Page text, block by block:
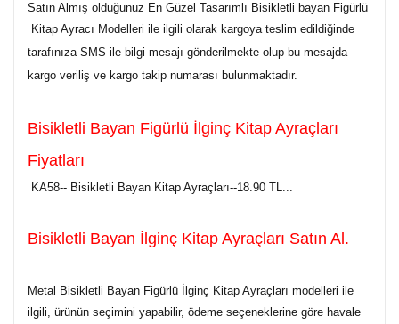
Satın Almış olduğunuz En Güzel Tasarımlı Bisikletli bayan Figürlü
Kitap Ayracı Modelleri ile ilgili olarak kargoya teslim edildiğinde
tarafınıza SMS ile bilgi mesajı gönderilmekte olup bu mesajda
kargo veriliş ve kargo takip numarası bulunmaktadır.
Bisikletli Bayan Figürlü İlginç Kitap Ayraçları
Fiyatları
KA58-- Bisikletli Bayan Kitap Ayraçları--18.90 TL...
Bisikletli Bayan İlginç Kitap Ayraçları Satın Al.
Metal Bisikletli Bayan Figürlü İlginç Kitap Ayraçları modelleri ile
ilgili, ürünün seçimini yapabilir, ödeme seçeneklerine göre havale